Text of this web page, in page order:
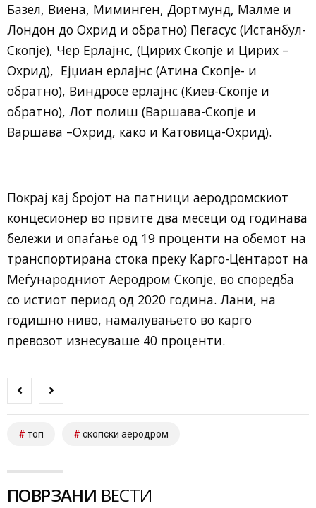
Базел, Виена, Миминген, Дортмунд, Малме и
Лондон до Охрид и обратно) Пегасус (Истанбул-
Скопје), Чер Ерлајнс, (Цирих Скопје и Цирих –
Охрид), Ејџиан ерлајнс (Атина Скопје- и
обратно), Виндросе ерлајнс (Киев-Скопје и
обратно), Лот полиш (Варшава-Скопје и
Варшава –Охрид, како и Катовица-Охрид).
Покрај кај бројот на патници аеродромскиот
концесионер во првите два месеци од годинава
бележи и опаѓање од 19 проценти на обемот на
транспортирана стока преку Карго-Центарот на
Меѓународниот Аеродром Скопје, во споредба
со истиот период од 2020 година. Лани, на
годишно ниво, намалувањето во карго
превозот изнесуваше 40 проценти.
топ скопски аеродром
ПОВРЗАНИ ВЕСТИ